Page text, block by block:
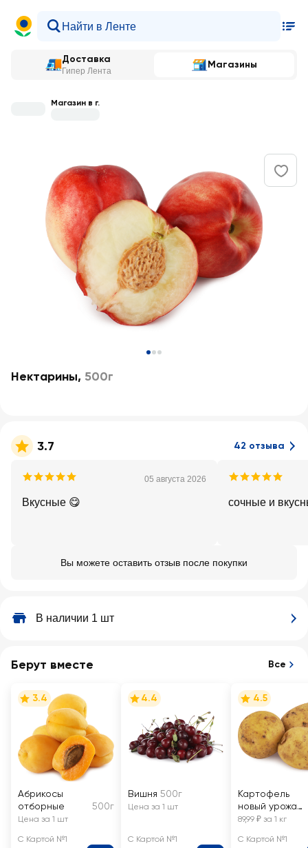
Доставка
Гипер Лента
Магазины
Магазин в г.
Нектарины, 500г
3.7 42 отзыва
05 августа 2026
Вкусные 😋 сочные и
Вы можете оставить отзыв после покупки
В наличии 1 шт
Берут вместе Все
3.4
Абрикосы
отборные
500г
Цена за 1 шт
С Картой №1
4.4
Вишня 500г
Цена за 1 шт
С Картой №1
4.5
Картофель
новый урожай
Азербайджан,
89,99 ₽ за 1 кг
С Картой №1